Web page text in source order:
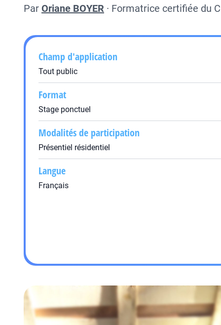
Par Oriane BOYER · Formatrice certifiée du
Champ d'application
Tout public
Format
Stage ponctuel
Modalités de participation
Présentiel résidentiel
Langue
Français